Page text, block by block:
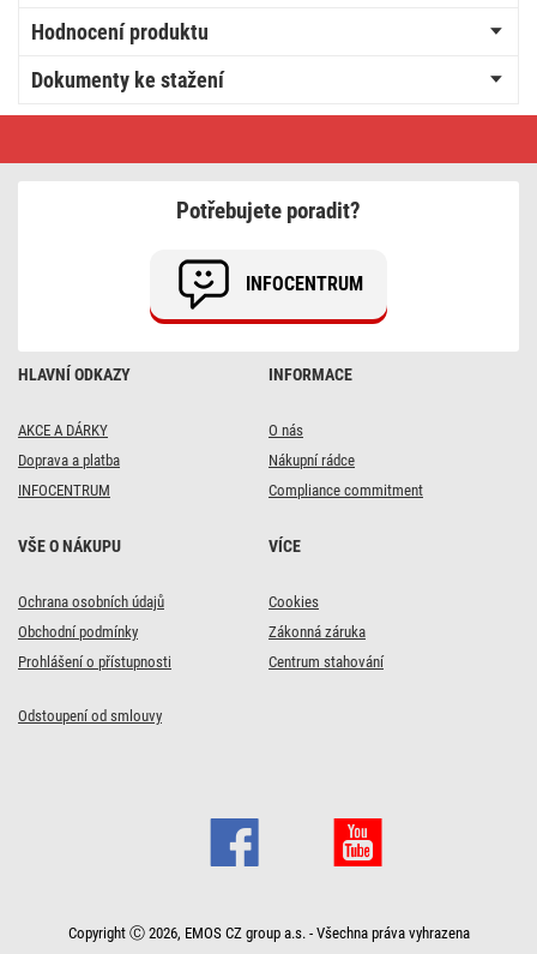
Hodnocení produktu
Dokumenty ke stažení
přepínač
HLAVNÍ ODKAZY
AKCE A DÁRKY
Doprava a platba
INFOCENTRUM
INFORMACE
O nás
Nákupní rádce
Compliance commitment
VŠE O NÁKUPU
Ochrana osobních údajů
Obchodní podmínky
Prohlášení o přístupnosti
VÍCE
Cookies
Zákonná záruka
Centrum stahování
Odstoupení od smlouvy
Potřebujete poradit?
INFOCENTRUM
Copyright Ⓒ 2026, EMOS CZ group a.s. - Všechna práva vyhrazena